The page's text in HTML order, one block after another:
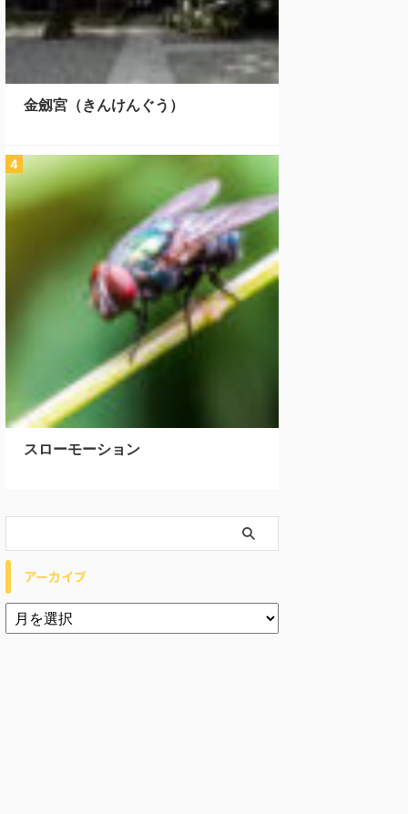
金劔宮（きんけんぐう）
スローモーション
アーカイブ